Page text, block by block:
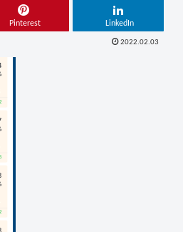
Pinterest LinkedIn
2022.02.03